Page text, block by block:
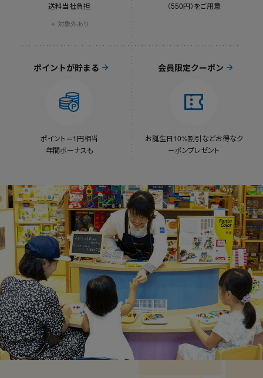
送料当社負担
対象外あり
（550円）をご用意
ポイントが貯まる
ポイント＝1円相当
年間ボーナスも
会員限定クーポン
お誕生日10%割引などお得なク
ーポンプレゼント